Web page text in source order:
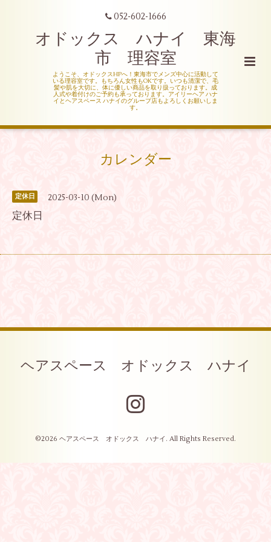
052-602-1666
オドックス ハナイ 東海
市 理容室
ようこそ、オドックスHPへ！東海市でメンズ中心に活動して
いる理容室です。もちろん女性もOKです。いつも清潔で、毛
髪や肌を大切に、体に優しい商品を取り扱っております。成
人式や着付けのご予約も承っております。アイリーヘア ハナ
イとヘアスペース ハナイのグループ店もよろしくお願いしま
す。
カレンダー
定休日 2025-03-10 (Mon)
定休日
ヘアスペース オドックス ハナイ
©2026 ヘアスペース オドックス ハナイ . All Rights Reserved.